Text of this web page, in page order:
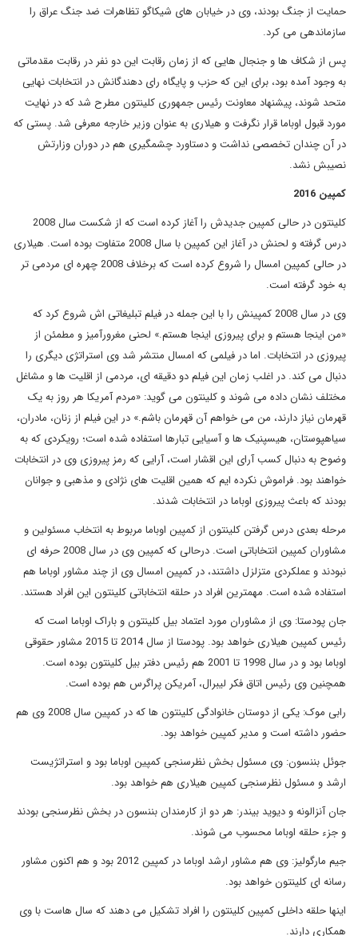
حمایت از جنگ بودند، وی در خیابان های شیکاگو تظاهرات ضد جنگ عراق را
سازماندهی می کرد.
پس از شکاف ها و جنجال هایی که از زمان رقابت این دو نفر در رقابت مقدماتی
به وجود آمده بود، برای این که حزب و پایگاه رای دهندگانش در انتخابات نهایی
متحد شوند، پیشنهاد معاونت رئیس جمهوری کلینتون مطرح شد که در نهایت
مورد قبول اوباما قرار نگرفت و هیلاری به عنوان وزیر خارجه معرفی شد. پستی که
در آن چندان تخصصی نداشت و دستاورد چشمگیری هم در دوران وزارتش
نصیبش نشد.
کمپین 2016
کلینتون در حالی کمپین جدیدش را آغاز کرده است که از شکست سال 2008
درس گرفته و لحنش در آغاز این کمپین با سال 2008 متفاوت بوده است. هیلاری
در حالی کمپین امسال را شروع کرده است که برخلاف 2008 چهره ای مردمی تر
به خود گرفته است.
وی در سال 2008 کمپینش را با این جمله در فیلم تبلیغاتی اش شروع کرد که
«من اینجا هستم و برای پیروزی اینجا هستم.» لحنی مغرورآمیز و مطمئن از
پیروزی در انتخابات. اما در فیلمی که امسال منتشر شد وی استراتژی دیگری را
دنبال می کند. در اغلب زمان این فیلم دو دقیقه ای، مردمی از اقلیت ها و مشاغل
مختلف نشان داده می شوند و کلینتون می گوید: «مردم آمریکا هر روز به یک
قهرمان نیاز دارند، من می خواهم آن قهرمان باشم.» در این فیلم از زنان، مادران،
سیاهپوستان، هیسپنیک ها و آسیایی تبارها استفاده شده است؛ رویکردی که به
وضوح به دنبال کسب آرای این اقشار است، آرایی که رمز پیروزی وی در انتخابات
خواهند بود. فراموش نکرده ایم که همین اقلیت های نژادی و مذهبی و جوانان
بودند که باعث پیروزی اوباما در انتخابات شدند.
مرحله بعدی درس گرفتن کلینتون از کمپین اوباما مربوط به انتخاب مسئولین و
مشاوران کمپین انتخاباتی است. درحالی که کمپین وی در سال 2008 حرفه ای
نبودند و عملکردی متزلزل داشتند، در کمپین امسال وی از چند مشاور اوباما هم
استفاده شده است. مهمترین افراد در حلقه انتخاباتی کلینتون این افراد هستند.
جان پودستا: وی از مشاوران مورد اعتماد بیل کلینتون و باراک اوباما است که
رئیس کمپین هیلاری خواهد بود. پودستا از سال 2014 تا 2015 مشاور حقوقی
اوباما بود و در سال 1998 تا 2001 هم رئیس دفتر بیل کلینتون بوده است.
همچنین وی رئیس اتاق فکر لیبرال، آمریکن پراگرس هم بوده است.
رابی موک: یکی از دوستان خانوادگی کلینتون ها که در کمپین سال 2008 وی هم
حضور داشته است و مدیر کمپین خواهد بود.
جوئل بننسون: وی مسئول بخش نظرسنجی کمپین اوباما بود و استراتژیست
ارشد و مسئول نظرسنجی کمپین هیلاری هم خواهد بود.
جان آنزالونه و دیوید بیندر: هر دو از کارمندان بننسون در بخش نظرسنجی بودند
و جزء حلقه اوباما محسوب می شوند.
جیم مارگولیز: وی هم مشاور ارشد اوباما در کمپین 2012 بود و هم اکنون مشاور
رسانه ای کلینتون خواهد بود.
اینها حلقه داخلی کمپین کلینتون را افراد تشکیل می دهند که سال هاست با وی
همکاری دارند.